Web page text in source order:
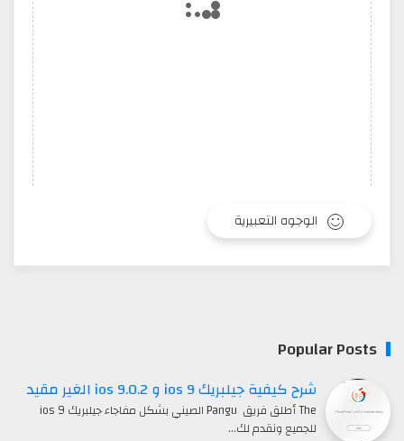
الوجوه التعبيرية
Popular
شرح كيفية جيلبريك ios 9 و ios 9.0.2 الغير مقيد
The أطلق فريق Pangu الصيني بشكل مفاجاء جيلبريك ios 9
للجميع ونقدم لك…